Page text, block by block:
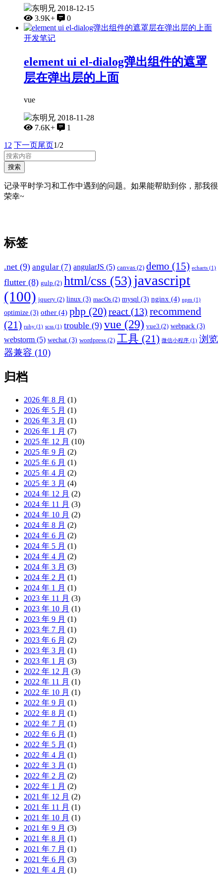
东明兄 2018-12-15
3.9K+
0
开发笔记
element ui el-dialog弹出组件的遮罩
层在弹出层的上面
vue
东明兄 2018-11-28
7.6K+
1
1 2 下一页尾页1/2
搜索
记录平时学习和工作中遇到的问题。如果能帮助到你，那我很
荣幸~
标签
.net (9) angular (7) angularJS (5) canvas (2) demo (15) echarts (1)
flutter (8) gulp (2) html/css (53) javascript
(100) jquery (2) linux (3) macOs (2) mysql (3) nginx (4) npm (1)
optimize (3) other (4) php (20)react (13) recommend
(21) ruby (1) scss (1) trouble (9) vue (29) vue3 (2) webpack (3)
webstorm (5) wechat (3) wordpress (2) 工具 (21) 微信小程序 (1) 浏览
器兼容 (10)
归档
2026 年 8 月 (1)
2026 年 5 月 (1)
2026 年 3 月 (1)
2026 年 1 月 (7)
2025 年 12 月 (10)
2025 年 9 月 (2)
2025 年 6 月 (1)
2025 年 4 月 (2)
2025 年 3 月 (4)
2024 年 12 月 (2)
2024 年 11 月 (3)
2024 年 10 月 (2)
2024 年 8 月 (2)
2024 年 6 月 (2)
2024 年 5 月 (1)
2024 年 4 月 (2)
2024 年 3 月 (3)
2024 年 2 月 (1)
2024 年 1 月 (1)
2023 年 11 月 (3)
2023 年 10 月 (1)
2023 年 9 月 (1)
2023 年 7 月 (1)
2023 年 6 月 (2)
2023 年 3 月 (1)
2023 年 1 月 (3)
2022 年 12 月 (3)
2022 年 11 月 (1)
2022 年 10 月 (1)
2022 年 9 月 (1)
2022 年 8 月 (1)
2022 年 7 月 (1)
2022 年 6 月 (1)
2022 年 5 月 (1)
2022 年 4 月 (1)
2022 年 3 月 (1)
2022 年 2 月 (2)
2022 年 1 月 (2)
2021 年 12 月 (2)
2021 年 11 月 (1)
2021 年 10 月 (1)
2021 年 9 月 (3)
2021 年 8 月 (1)
2021 年 7 月 (1)
2021 年 6 月 (3)
2021 年 4 月 (1)